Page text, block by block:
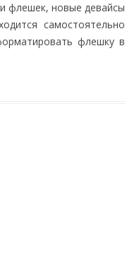
флешек, новые девайсы
самостоятельно
флешку в